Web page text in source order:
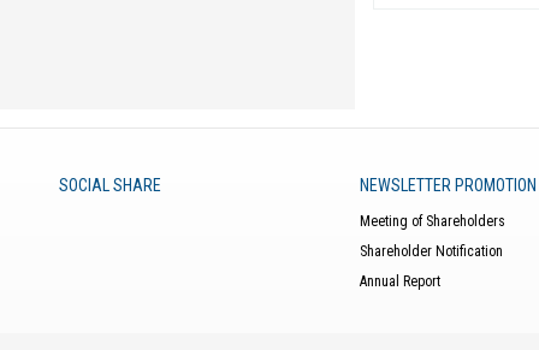
SOCIAL SHARE NEWSLETTER PROMOTION
Meeting of Shareholders
Shareholder Notification
Annual Report